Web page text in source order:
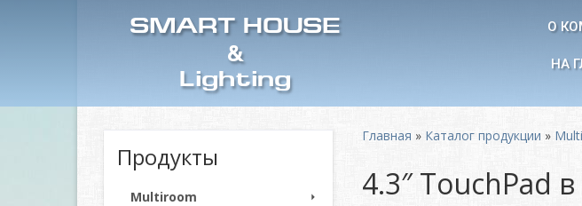
SMART HOUSE
&
Lighting
О
НА
Главная » Каталог продукции »
4.3″ TouchPad
Продукты
Multiroom